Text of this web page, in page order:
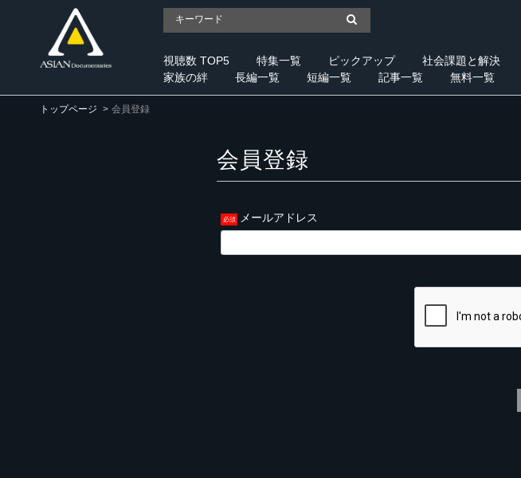
視聴数 TOP5 特集一覧 ピックアップ 社会課題と解決
家族の絆
長編一覧 短編一覧 記事一覧 無料一覧
トップページ 会員登録
会員登録
メールアドレス